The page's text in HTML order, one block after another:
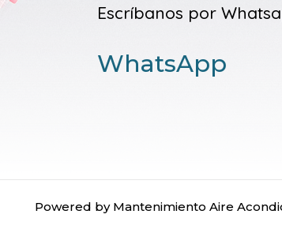
Escríbanos por
WhatsApp
Powered by Mantenimiento Aire